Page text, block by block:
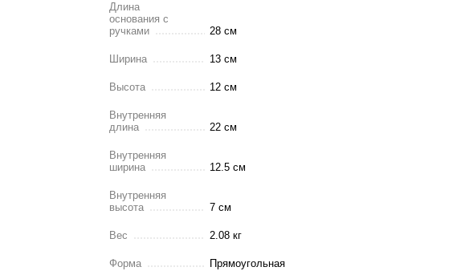
Длина
основания с
ручками
28 см
Ширина 13 см
Высота 12 см
Внутренняя
длина
22 см
Внутренняя
ширина
12.5 см
Внутренняя
высота
7 см
Вес 2.08 кг
Форма Прямоугольная